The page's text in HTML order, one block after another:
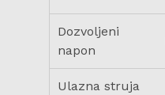
Dozvoljeni
napon
Ulazna struja